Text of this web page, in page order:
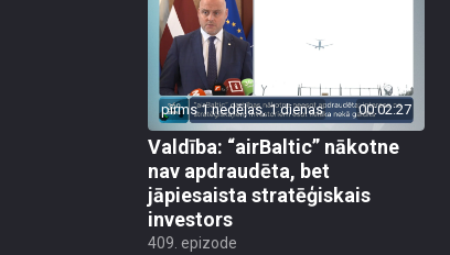
pirms 1 nedēļas, 1 dienas 00:02:27
Valdība: “airBaltic” nākotne
nav apdraudēta, bet
jāpiesaista stratēģiskais
investors
409. epizode